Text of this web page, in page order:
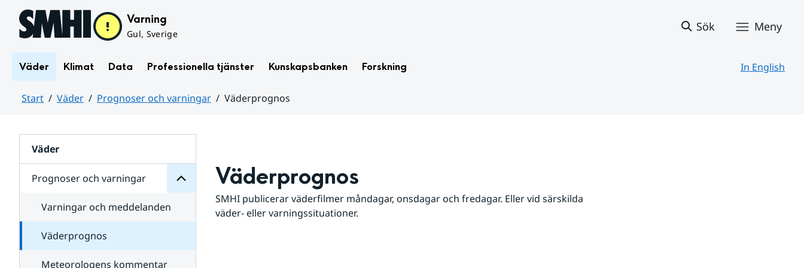
Hoppa till sidans innehåll Varning
Gul, Sverige
Sök Meny
Väder Klimat Data Professionella tjänster Kunskapsbanken Forskning In English
Start Väder Prognoser och varningar
Väderprognos
Väder
Prognoser och varningar
för
varningar
Varningar och meddelanden
Väderprognos
Meteorologens kommentar
Väderprognos
SMHI publicerar väderfilmer måndagar, onsdagar och fredagar. Eller vid särskilda
väder- eller varningssituationer.